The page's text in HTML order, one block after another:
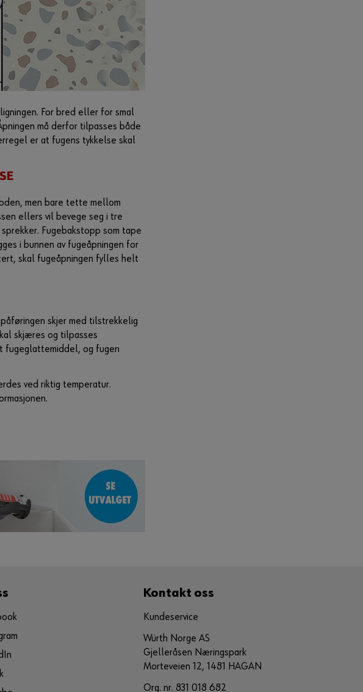
For bred eller for smal
må derfor tilpasses både
er at fugens tykkelse skal
men bare tette mellom
ellers vil bevege seg i tre
Fugebakstopp som tape
i bunnen av fugeåpningen for
skal fugeåpningen fylles helt
skjer med tilstrekkelig
skjæres og tilpasses
fugeglattemiddel, og fugen
ved riktig temperatur.
Kontakt oss
Kundeservice
Würth Norge AS
Gjelleråsen Næringspark
Morteveien 12, 1481 HAGAN
Org. nr. 831 018 682